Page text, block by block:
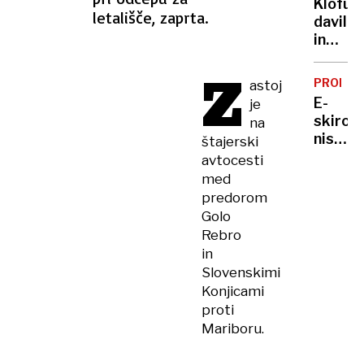
letališče, zaprta.
Z astoj
je
na
štajerski
avtocesti
med
predorom
Golo
Rebro
in
Slovenskimi
Konjicami
proti
Mariboru.
z
do
avtov
za
rabo
davil
in
grozil
z
nožem,
a v
zapor
mu
E-
skiroji
niso